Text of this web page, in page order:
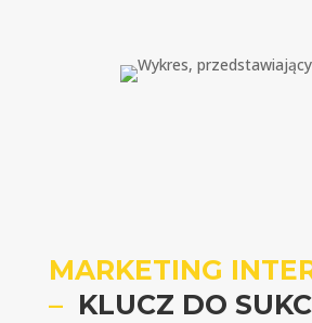
MARKETING
– KLUCZ DO